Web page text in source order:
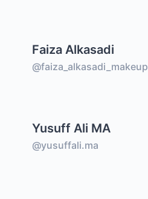
Faiza Alkasadi
@faiza_alkasadi_makeup
Yusuff Ali MA
@yusuffali.ma